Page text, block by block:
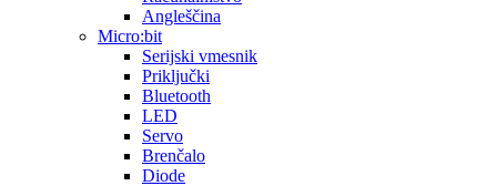
Angleščina
Micro:bit
Serijski vmesnik
Priključki
Bluetooth
LED
Servo
Brenčalo
Diode